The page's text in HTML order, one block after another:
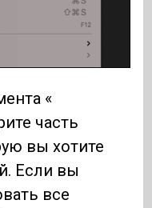
«
часть
вы хотите
Если вы
все